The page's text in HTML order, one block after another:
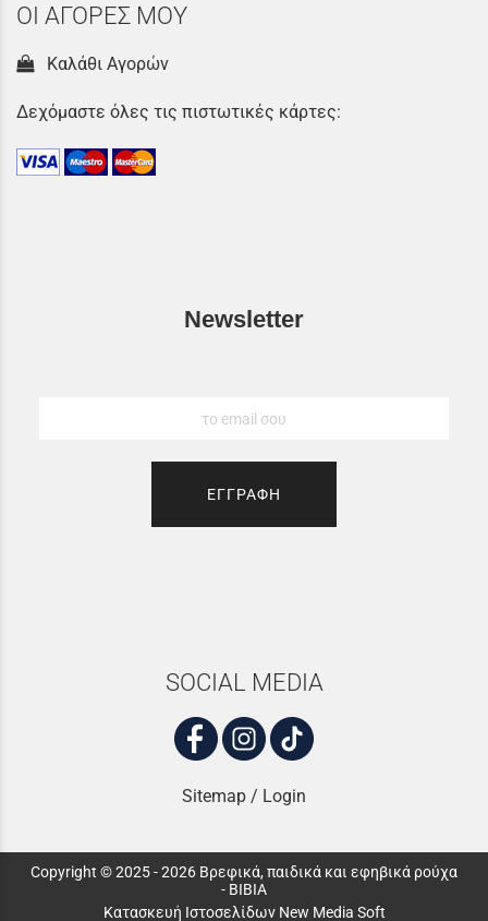
ΟΙ ΑΓΟΡΕΣ ΜΟΥ
Καλάθι Αγορών
Δεχόμαστε όλες τις πιστωτικές κάρτες:
Newsletter
ΕΓΓΡΑΦΗ
SOCIAL MEDIA
Sitemap / Login
Copyright © 2025 - 2026 Βρεφικά, παιδικά και εφηβικά ρούχα
- ΒΙΒΙΑ
Κατασκευή Ιστοσελίδων New Media Soft